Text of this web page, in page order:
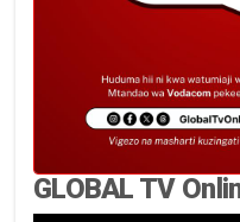
GLOBAL TV